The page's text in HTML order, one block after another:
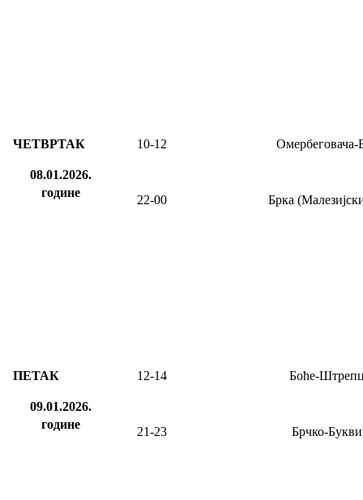
ЧЕТВРТАК
08.01.2026.
године
10-12 Омербеговача-
22-00 Брка
ПЕТАК
09.01.2026.
године
12-14 Боће-
21-23 Брчко-